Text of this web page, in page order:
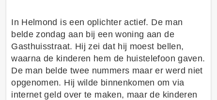
In Helmond is een oplichter actief. De man
belde zondag aan bij een woning aan de
Gasthuisstraat. Hij zei dat hij moest bellen,
waarna de kinderen hem de huistelefoon gaven.
De man belde twee nummers maar er werd niet
opgenomen. Hij wilde binnenkomen om via
internet geld over te maken, maar de kinderen